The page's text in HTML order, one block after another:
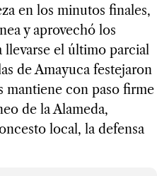
en los minutos finales,
y aprovechó los
llevarse el último parcial
de Amayuca festejaron
mantiene con paso firme
de la Alameda,
local, la defensa